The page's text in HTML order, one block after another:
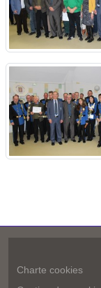
Charte cookies